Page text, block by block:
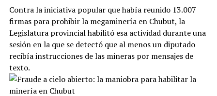
Contra la iniciativa popular que había reunido 13.007
firmas para prohibir la megaminería en Chubut, la
Legislatura provincial habilitó esa actividad durante una
sesión en la que se detectó que al menos un diputado
recibía instrucciones de las mineras por mensajes de
texto.